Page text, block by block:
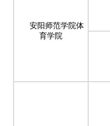
安阳师范学院体
育学院